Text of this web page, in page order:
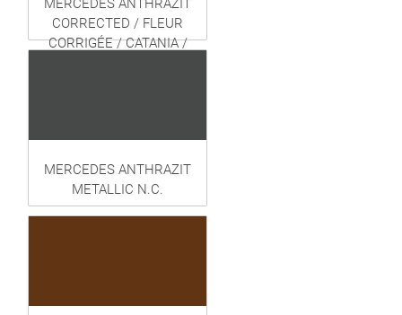
MERCEDES ANTHRAZIT
CORRECTED / FLEUR
CORRIGÉE / CATANIA /
MERCEDES ANTHRAZIT
METALLIC N.C.